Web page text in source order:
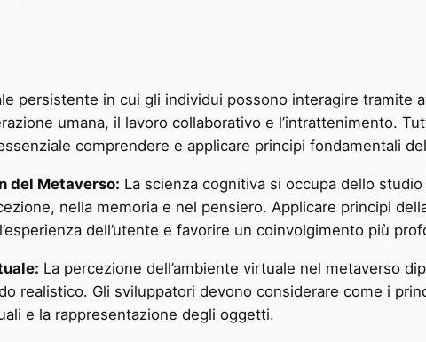
persistente in cui gli individui possono interagire tramite
umana, il lavoro collaborativo e l’intrattenimento.
comprendere e applicare principi fondamentali
del Metaverso: La scienza cognitiva si occupa dello
nella memoria e nel pensiero. Applicare principi
dell’utente e favorire un coinvolgimento più
La percezione dell’ambiente virtuale nel metaverso
realistico. Gli sviluppatori devono considerare come i
e la rappresentazione degli oggetti.